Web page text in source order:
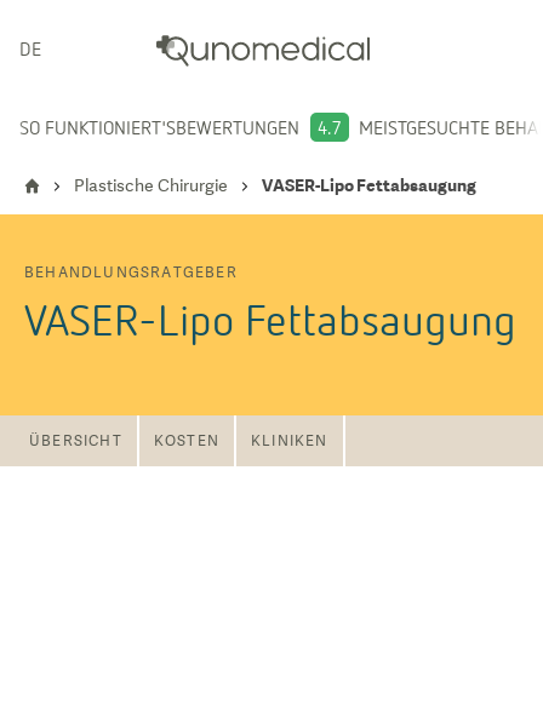
DEUTSCH
SO FUNKTIONIERT'SBEWERTUNGEN 4.7 MEISTGESUCHTE
Plastische Chirurgie VASER-Lipo Fettabsaugung
BEHANDLUNGSRATGEBER
VASER-Lipo Fettabsaugung
ÜBERSICHT KOSTEN KLINIKEN